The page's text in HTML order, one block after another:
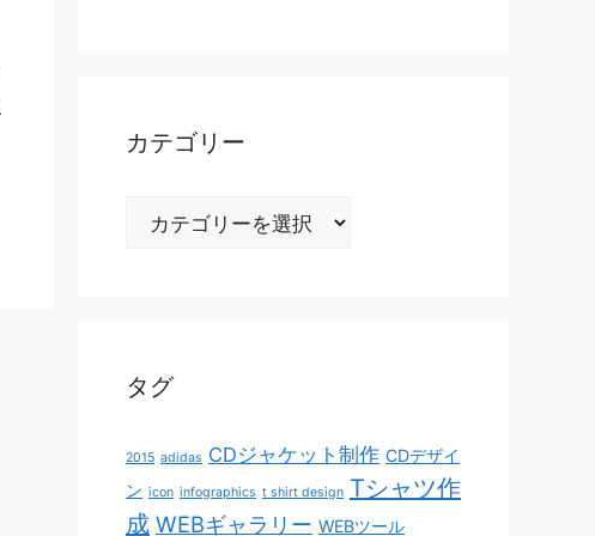
カテゴリー
タグ
2015 adidas CDジャケット制作 CDデザイ
ン icon infographics t shirt design Tシャツ作
成 WEBギャラリー WEBツール